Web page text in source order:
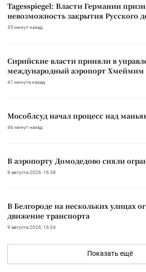
Tagesspiegel: Власти Германии
невозможность закрытия Русского
35 минут назад
Сирийские власти приняли в
международный аэропорт Хмеймим
41 минута назад
Мособлсуд начал процесс над
46 минут назад
В аэропорту Домодедово сняли
9 августа 2026, 16:38
В Белгороде на нескольких улицах
движение транспорта
9 августа 2026, 16:34
Показать ещё